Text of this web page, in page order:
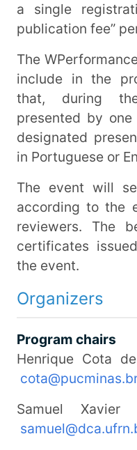
a single
publication fee”
The
include in the
that, during
presented by
designated
in Portuguese or
The event will
according to the
reviewers. The
certificates
the event.
Organizers
Program chairs
Henrique Cota
Samuel